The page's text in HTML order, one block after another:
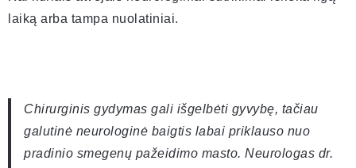
laiką arba tampa nuolatiniai.
Chirurginis gydymas gali išgelbėti gyvybę, tačiau
galutinė neurologinė baigtis labai priklauso nuo
pradinio smegenų pažeidimo masto. Neurologas dr.